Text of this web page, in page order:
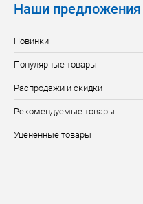
Наши предложения
Новинки
Популярные товары
Распродажи и скидки
Рекомендуемые товары
Уцененные товары